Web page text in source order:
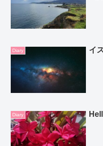
Diary イ
Diary